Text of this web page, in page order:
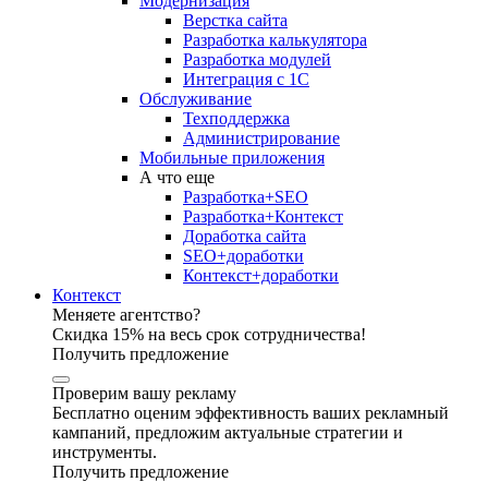
Верстка сайта
Разработка калькулятора
Разработка модулей
Интеграция с 1С
Обслуживание
Техподдержка
Администрирование
Мобильные приложения
А что еще
Разработка+SEO
Разработка+Контекст
Доработка сайта
SEO+доработки
Контекст+доработки
Контекст
Меняете агентство?
Скидка 15% на весь срок сотрудничества!
Получить предложение
Проверим вашу рекламу
Бесплатно оценим эффективность ваших рекламный
кампаний, предложим актуальные стратегии и
инструменты.
Получить предложение